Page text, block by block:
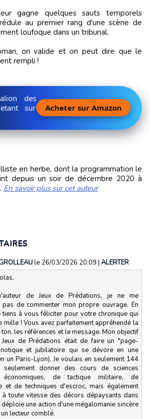
gagne quelques sauts temporels
au premier rang d'une scène de
loufoque dans un tribunal.
on valide et on peut dire que le
rempli !
des
sur
Acheter sur Amazon
en herbe, dont la programmation le
depuis un soir de décembre 2020 à
En savoir plus sur cet auteur
le 26/03/2026 20:09 | ALERTER
de Jeux de Prédations, je ne me
pas de commenter mon propre ouvrage. En
tiens à vous féliciter pour votre chronique qui
mille ! Vous avez parfaitement appréhendé la
les références et le message. Mon objectif
Jeux de Prédations était de faire un "page-
et jubilatoire qui se dévore en une
un Paris-Lyon). Je voulais en seulement 144
seulement donner des cours de sciences
économiques, de tactique militaire, de
et de techniques d'escroc, mais également
toute vitesse des décors dépaysants dans
une action d'une mégalomanie sincère
lecteur comblé.